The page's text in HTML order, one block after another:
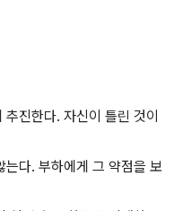
진한다. 자신이 틀린 것이
다. 부하에게 그 약점을 보